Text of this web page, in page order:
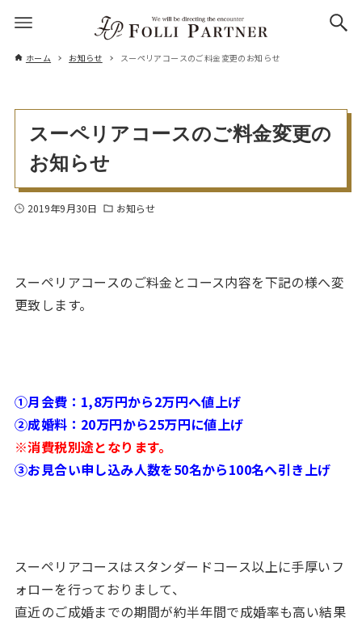
ホーム お知らせ スーペリアコースのご料金変更のお知らせ
スーペリアコースのご料金変更の
お知らせ
2019年9月30日 お知らせ
スーペリアコースのご料金とコース内容を下記の様へ変
更致します。
①月会費：1,8万円から2万円へ値上げ
②成婚料：20万円から25万円に値上げ
※消費税別途となります。
③お見合い申し込み人数を50名から100名へ引き上げ
スーペリアコースはスタンダードコース以上に手厚いフ
ォローを行っておりまして、
直近のご成婚までの期間が約半年間で成婚率も高い結果